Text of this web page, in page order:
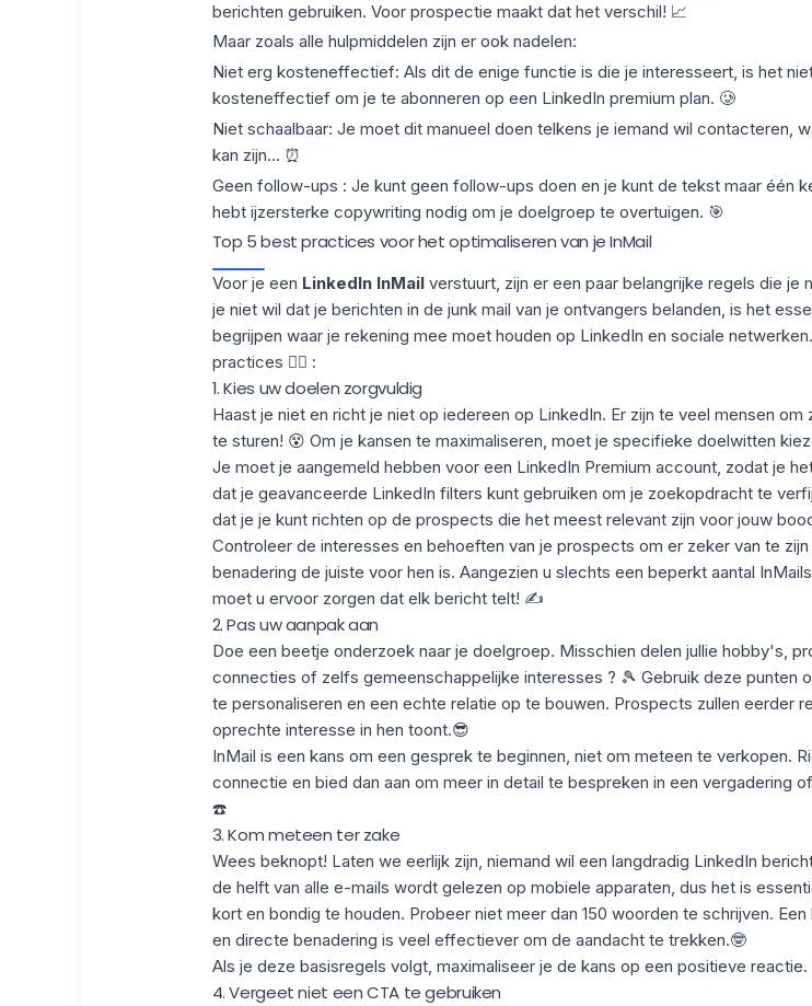
berichten gebruiken. Voor prospectie maakt dat het verschil! 📈
Maar zoals alle hulpmiddelen zijn er ook nadelen:
Niet erg kosteneffectief: Als dit de enige functie is die je interesseert, is het
kosteneffectief om je te abonneren op een LinkedIn premium plan. 🥲
Niet schaalbaar: Je moet dit manueel doen telkens je iemand wil contacteren,
kan zijn... ⏰
Geen follow-ups : Je kunt geen follow-ups doen en je kunt de tekst maar één
hebt ijzersterke copywriting nodig om je doelgroep te overtuigen. 🎯
Top 5 best practices voor het optimaliseren van je InMail
Voor je een LinkedIn InMailverstuurt, zijn er een paar belangrijke regels die je
je niet wil dat je berichten in de junk mail van je ontvangers belanden, is het
begrijpen waar je rekening mee moet houden op LinkedIn en sociale
practices 👇🏻 :
1. Kies uw doelen zorgvuldig
Haast je niet en richt je niet op iedereen op LinkedIn. Er zijn te veel mensen om
te sturen! 😵 Om je kansen te maximaliseren, moet je specifieke doelwitten
Je moet je aangemeld hebben voor een LinkedIn Premium account, zodat je
dat je geavanceerde LinkedIn filters kunt gebruiken om je zoekopdracht te
dat je je kunt richten op de prospects die het meest relevant zijn voor jouw
Controleer de interesses en behoeften van je prospects om er zeker van te
benadering de juiste voor hen is. Aangezien u slechts een beperkt aantal InMails
moet u ervoor zorgen dat elk bericht telt! ✍️
2. Pas uw aanpak aan
Doe een beetje onderzoek naar je doelgroep. Misschien delen jullie hobby's,
connecties of zelfs gemeenschappelijke interesses ? 🎾 Gebruik deze punten
te personaliseren en een echte relatie op te bouwen. Prospects zullen eerder
oprechte interesse in hen toont.😎
InMail is een kans om een gesprek te beginnen, niet om meteen te verkopen.
connectie en bied dan aan om meer in detail te bespreken in een vergadering
☎️
3. Kom meteen ter zake
Wees beknopt! Laten we eerlijk zijn, niemand wil een langdradig LinkedIn
de helft van alle e-mails wordt gelezen op mobiele apparaten, dus het is
kort en bondig te houden. Probeer niet meer dan 150 woorden te schrijven.
en directe benadering is veel effectiever om de aandacht te trekken.🤓
Als je deze basisregels volgt, maximaliseer je de kans op een positieve reactie.
4. Vergeet niet een CTA te gebruiken